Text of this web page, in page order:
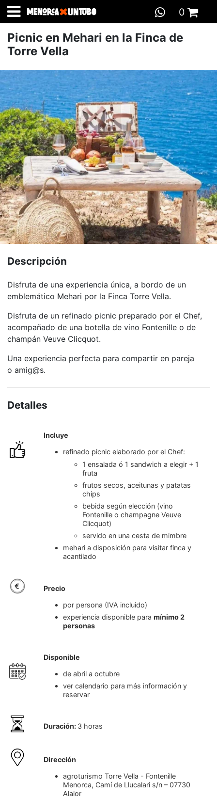
0
LA FINCA DE TORRE VELLA
Picnic en Mehari en la Finca de
Torre Vella
Descripción
Disfruta de una experiencia única, a bordo de un
emblemático Mehari por la Finca Torre Vella.
Disfruta de un refinado picnic preparado por el Chef,
acompañado de una botella de vino Fontenille o de
champán Veuve Clicquot.
Una experiencia perfecta para compartir en pareja
o amig@s.
Detalles
Incluye
refinado picnic elaborado por el Chef:
1 ensalada ó 1 sandwich a elegir + 1
fruta
frutos secos, aceitunas y patatas
chips
bebida según elección (vino
Fontenille o champagne Veuve
Clicquot)
servido en una cesta de mimbre
mehari a disposición para visitar finca y
acantilado
Precio
por persona (IVA incluido)
experiencia disponible paramínimo 2
personas
Disponible
de abril a octubre
ver calendario para más información y
reservar
Duración: 3 horas
Dirección
agroturismo Torre Vella - Fontenille
Menorca, Camí de Llucalari s/n – 07730
Alaior